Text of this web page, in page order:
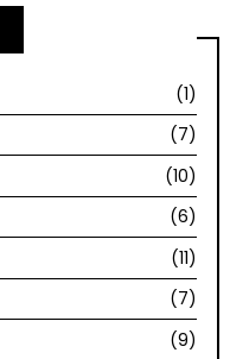
(1)
(7)
(10)
(6)
(11)
(7)
(9)